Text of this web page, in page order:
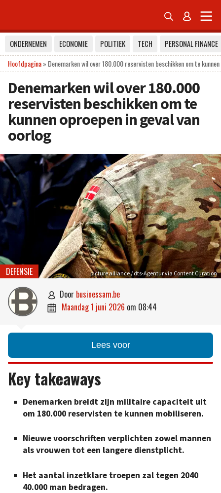
 
ONDERNEMEN ECONOMIE POLITIEK TECH
PERSONAL FINANCE
Hoofdpagina» Denemarken wil over 180.000 reservisten beschikken om te
Denemarken wil over 180.000
reservisten beschikken om te
kunnen oproepen in geval van
oorlog
picture alliance / dts-Agentur via Content Curation
DEFENSIE
 door businessam.be
 maandag 1 juni 2026 om 08:44
Lees voor
Key takeaways
Denemarken breidt zijn militaire capaciteit uit
om 180.000 reservisten te kunnen mobiliseren.
Nieuwe voorschriften verplichten zowel mannen
als vrouwen tot een langere dienstplicht.
Het aantal inzetklare troepen zal tegen 2040
40.000 man bedragen.